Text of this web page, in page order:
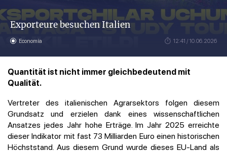
Exporteure besuchen Italien
Economía 12:41 / 10.06.2026
Quantität ist nicht immer gleichbedeutend mit
Qualität.
Vertreter des italienischen Agrarsektors folgen diesem
Grundsatz und erzielen dank eines wissenschaftlichen
Ansatzes jedes Jahr hohe Erträge. Im Jahr 2025 erreichte
dieser Indikator mit fast 73 Milliarden Euro einen historischen
Höchststand. Aus diesem Grund wurde dieses EU-Land als